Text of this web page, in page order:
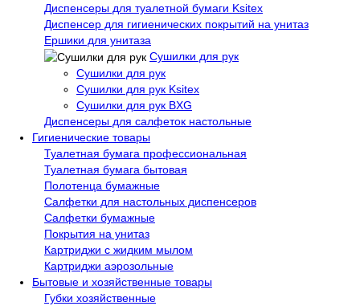
Диспенсеры для туалетной бумаги Ksitex
Диспенсер для гигиенических покрытий на унитаз
Ершики для унитаза
Сушилки для рук
Сушилки для рук
Сушилки для рук Ksitex
Сушилки для рук BXG
Диспенсеры для салфеток настольные
Гигиенические товары
Туалетная бумага профессиональная
Туалетная бумага бытовая
Полотенца бумажные
Салфетки для настольных диспенсеров
Салфетки бумажные
Покрытия на унитаз
Картриджи с жидким мылом
Картриджи аэрозольные
Бытовые и хозяйственные товары
Губки хозяйственные